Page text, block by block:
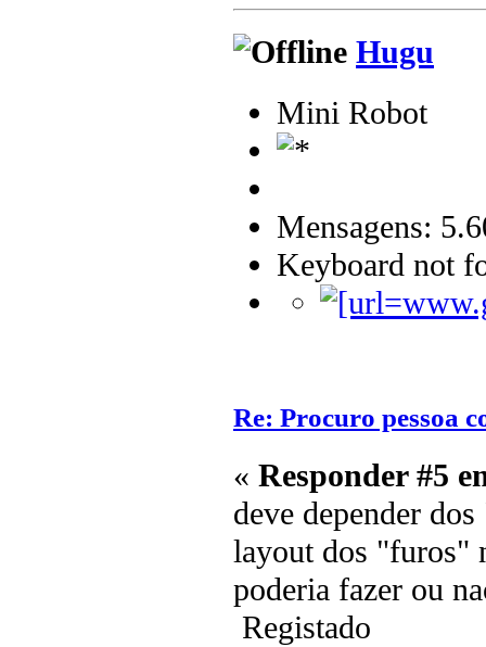
Hugu
Mini Robot
Mensagens:
Keyboard not
Re: Procuro pessoa
« Responder #5
deve depender
layout dos "furos"
poderia fazer ou
Registado